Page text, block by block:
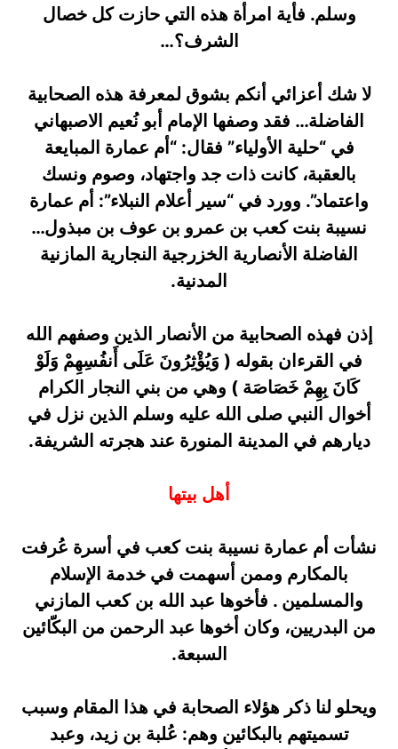
وسلم. فأية امرأة هذه التي حازت كل خصال
الشرف؟…
لا شك أعزائي أنكم بشوق لمعرفة هذه الصحابية
الفاضلة… فقد وصفها الإمام أبو نُعيم الاصبهاني
في “حلية الأولياء” فقال: “أم عمارة المبايعة
بالعقبة، كانت ذات جد واجتهاد، وصوم ونسك
واعتماد”. وورد في “سير أعلام النبلاء”: أم عمارة
نسيبة بنت كعب بن عمرو بن عوف بن مبذول…
الفاضلة الأنصارية الخزرجية النجارية المازنية
المدنية.
إذن فهذه الصحابية من الأنصار الذين وصفهم الله
في القرءان بقوله ( وَيُؤْثِرُونَ عَلَى أَنفُسِهِمْ وَلَوْ
كَانَ بِهِمْ خَصَاصَة ) وهي من بني النجار الكرام
أخوال النبي صلى الله عليه وسلم الذين نزل في
ديارهم في المدينة المنورة عند هجرته الشريفة.
أهل بيتها
نشأت أم عمارة نسيبة بنت كعب في أسرة عُرفت
بالمكارم وممن أسهمت في خدمة الإسلام
والمسلمين . فأخوها عبد الله بن كعب المازني
من البدريين، وكان أخوها عبد الرحمن من البكّائين
السبعة.
ويحلو لنا ذكر هؤلاء الصحابة في هذا المقام وسبب
تسميتهم بالبكائين وهم: عُلبة بن زيد، وعبد